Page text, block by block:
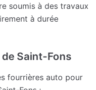
soumis à des travaux
à durée
Saint-Fons
fourrières auto pour